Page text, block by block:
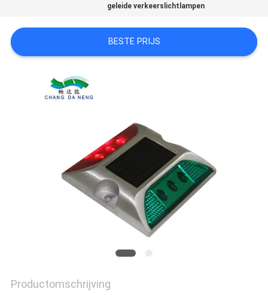
OFFERTE
AANVRAGEN
ONLINE
PRIVACYBELEID
geleide verkeerslichtlampen
BESTE PRIJS
Productomschrijving